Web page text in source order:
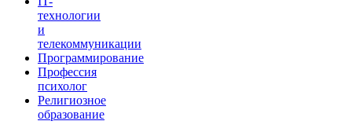
технологии
и
телекоммуникации
Программирование
Профессия
психолог
Религиозное
образование